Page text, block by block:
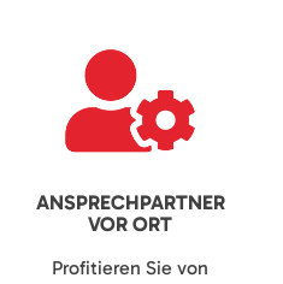
ANSPRECHPARTNER
VOR ORT
Profitieren Sie von